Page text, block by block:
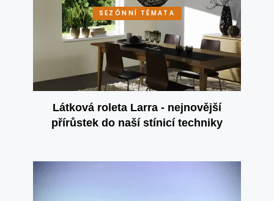
SEZÓNNÍ TÉMATA
Látková roleta Larra - nejnovější
přírůstek do naší stínicí techniky